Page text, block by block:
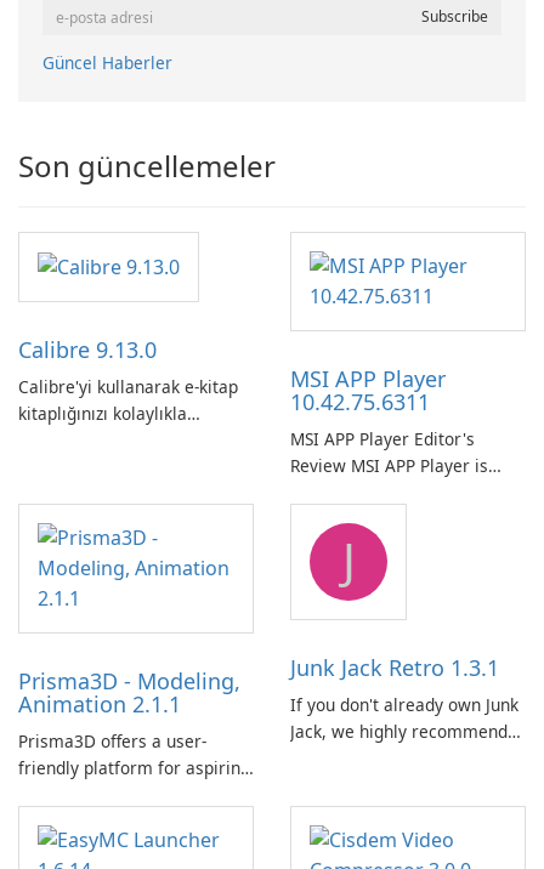
Güncel Haberler
Son güncellemeler
Calibre 9.13.0
Calibre'yi kullanarak e-kitap
kitaplığınızı kolaylıkla
MSI APP Player
10.42.75.6311
MSI APP Player Editor's
Review MSI APP Player is
emulator built atop the
BlueStacks engine and tuned
for MSI hardware.
Prisma3D - Modeling,
Animation 2.1.1
Prisma3D offers a user-
friendly platform for aspiring
imagination to life. With a
wide range of tools and
J
Junk Jack Retro 1.3.1
If you don't already own Junk
Jack, we highly recommend
This game is where it all
began! Junk Jack Retro,